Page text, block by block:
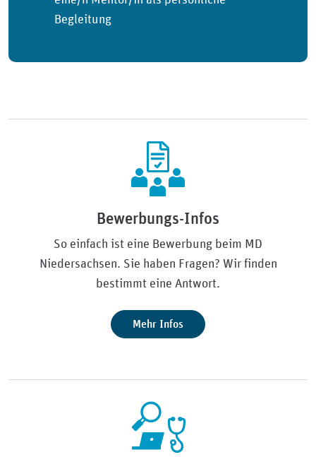
Begleitung
Bewerbungs-Infos
So einfach ist eine Bewerbung beim MD
Niedersachsen. Sie haben Fragen? Wir finden
bestimmt eine Antwort.
Mehr Infos